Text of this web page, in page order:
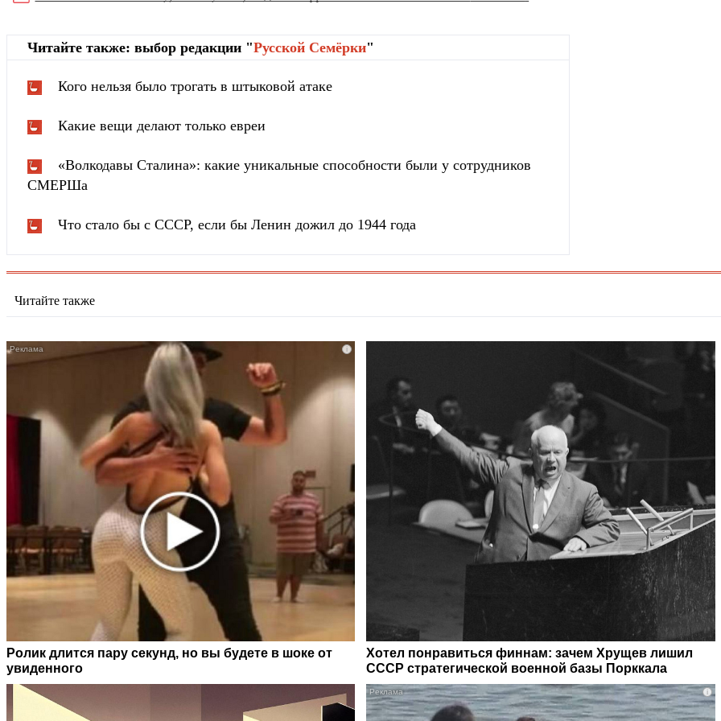
Читайте также: выбор редакции "Русской Cемёрки"
Кого нельзя было трогать в штыковой атаке
Какие вещи делают только евреи
«Волкодавы Сталина»: какие уникальные способности были у сотрудников
СМЕРШа
Что стало бы с СССР, если бы Ленин дожил до 1944 года
Читайте также
i
Ролик длится пару секунд, но вы будете в шоке от
увиденного
Хотел понравиться финнам: зачем Хрущев лишил
СССР стратегической военной базы Порккала
i